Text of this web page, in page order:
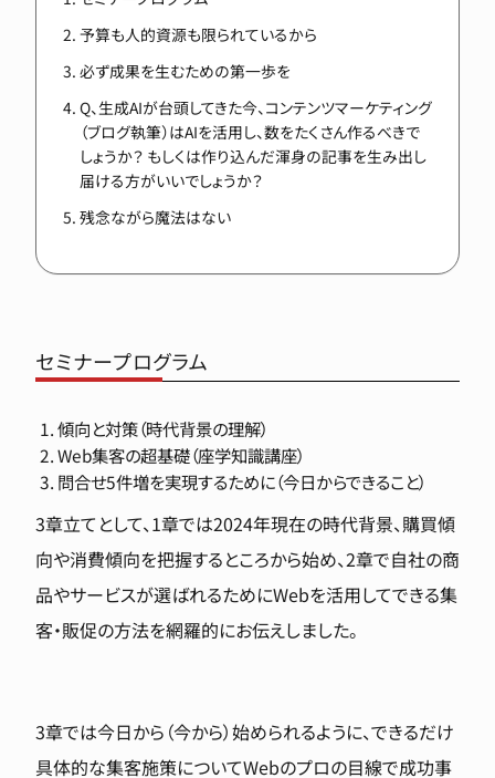
予算も人的資源も限られているから
必ず成果を生むための第一歩を
Q、生成AIが台頭してきた今、コンテンツマーケティング
（ブログ執筆）はAIを活用し、数をたくさん作るべきで
しょうか？ もしくは作り込んだ渾身の記事を生み出し
届ける方がいいでしょうか？
残念ながら魔法はない
セミナープログラム
傾向と対策（時代背景の理解）
Web集客の超基礎（座学知識講座）
問合せ5件増を実現するために（今日からできること）
3章立てとして、1章では2024年現在の時代背景、購買傾
向や消費傾向を把握するところから始め、2章で自社の商
品やサービスが選ばれるためにWebを活用してできる集
客・販促の方法を網羅的にお伝えしました。
3章では今日から（今から）始められるように、できるだけ
具体的な集客施策についてWebのプロの目線で成功事